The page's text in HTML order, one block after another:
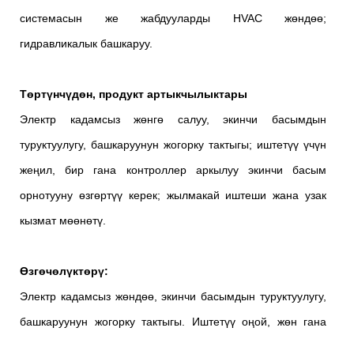
системасын же жабдууларды HVAC жөндөө;
гидравликалык башкаруу.
Төртүнчүдөн, продукт артыкчылыктары
Электр кадамсыз жөнгө салуу, экинчи басымдын
туруктуулугу, башкаруунун жогорку тактыгы; иштетүү үчүн
жеңил, бир гана контроллер аркылуу экинчи басым
орнотууну өзгөртүү керек; жылмакай иштеши жана узак
кызмат мөөнөтү.
Өзгөчөлүктөрү:
Электр кадамсыз жөндөө, экинчи басымдын туруктуулугу,
башкаруунун жогорку тактыгы. Иштетүү оңой, жөн гана